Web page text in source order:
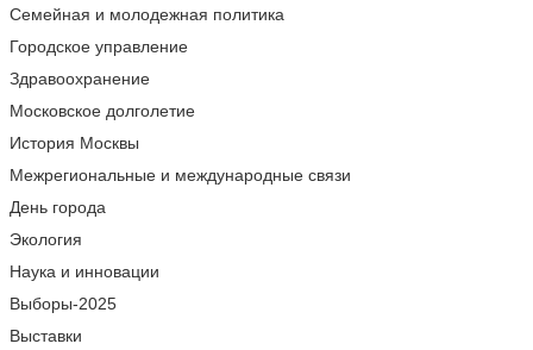
Семейная и молодежная политика
Городское управление
Здравоохранение
Московское долголетие
История Москвы
Межрегиональные и международные связи
День города
Экология
Наука и инновации
Выборы-2025
Выставки